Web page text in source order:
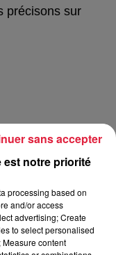
précisons sur
est notre priorité
processing based on
and/or access
advertising; Create
to select personalised
content
sans accepter